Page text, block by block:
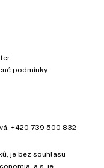
podmínky
+420 739 500 832
je bez souhlasu
a.s. je
kč za měsíc!